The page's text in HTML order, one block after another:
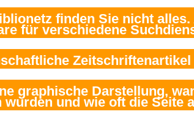
Zeitschriftenartikel